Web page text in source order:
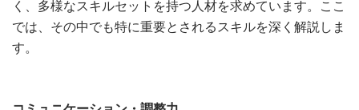
く、多様なスキルセットを持つ人材を求めています。ここ
では、その中でも特に重要とされるスキルを深く解説しま
す。